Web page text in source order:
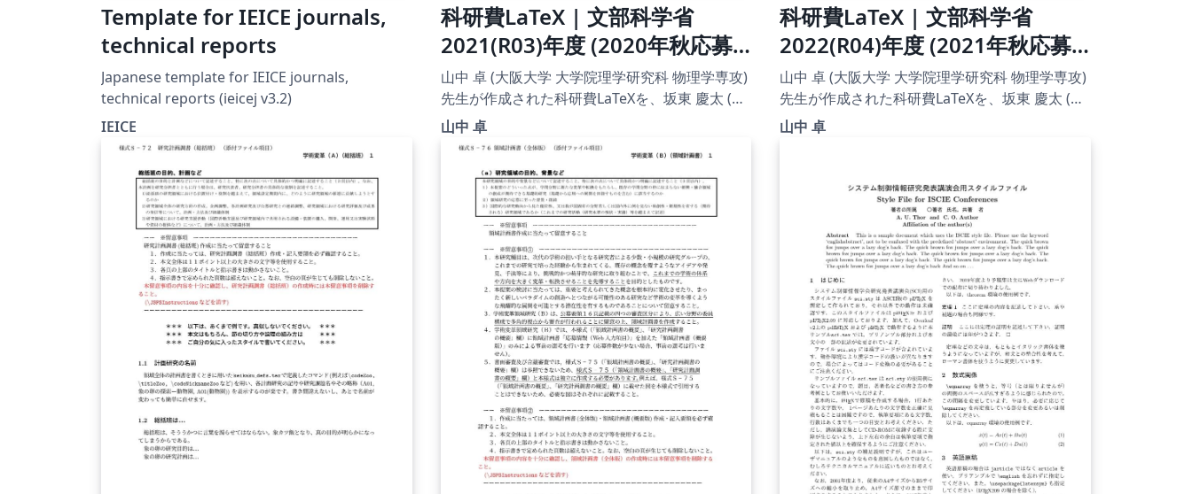
Template for IEICE journals,
technical reports
Japanese template for IEICE journals,
technical reports (ieicej v3.2)
IEICE
科研費LaTeX | 文部科学省
2021(R03)年度 (2020年秋応募
分) | 新学術領域研究 | 学術変革
領域研究(A) (総括班) |
2020.12.03
山中 卓 (大阪大学 大学院理学研究科 物理学専攻)
先生が作成された科研費LaTeXを、坂東 慶太 (名
古屋学院大学) が了承を得てテンプレート登録し
ています。 詳細はこちら↓をご確認ください。
u.ac.jp/~taku/kakenhiLaTeX/
山中 卓
科研費LaTeX | 文部科学省
2022(R04)年度 (2021年秋応募
分) | 学術変革領域研究(A) (公募
研究) | 2021.11.24
山中 卓 (大阪大学 大学院理学研究科 物理学専攻)
先生が作成された科研費LaTeXを、坂東 慶太 (名
古屋学院大学) が了承を得てテンプレート登録し
u.ac.jp/~taku/kakenhiLaTeX/
山中 卓